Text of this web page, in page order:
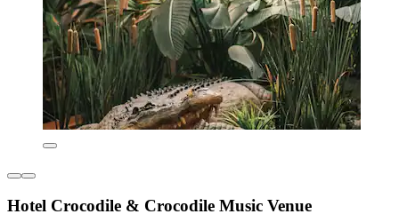
Hotel Crocodile & Crocodile Music Venue